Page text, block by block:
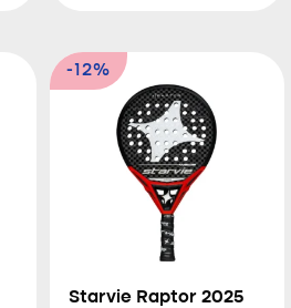
-12%
Starvie Raptor 2025